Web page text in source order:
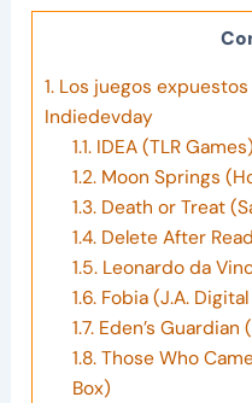
1.Los juegos expuestos
Indiedevday
1.1.IDEA (TLR Games)
1.2.Moon Springs
1.3.Death or Treat
1.4.Delete After
1.5.Leonardo da
1.6.Fobia (J.A.
1.7.Eden’s Guardian
1.8.Those Who
Box)